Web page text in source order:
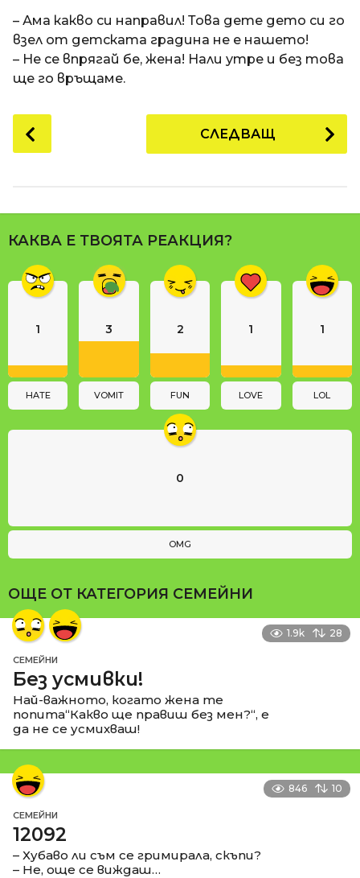
п
р
е
д
1
г
и
и
t
i
– Ама какво си направил! Това дете дето си го
взел от детската градина не е нашето!
– Не се впрягай бе, жена! Нали утре и без това
ще го връщаме.
o
P
a
g
n
o
СЛЕДВАЩ
КАКВА Е ТВОЯТА РЕАКЦИЯ?
1
HATE
3
VOMIT
2
FUN
1
LOVE
1
LOL
0
OMG
ОЩЕ ОТ КАТЕГОРИЯ СЕМЕЙНИ
1.9k 28
СЕМЕЙНИ
Без усмивки!
Най-важното, когато жена те
попита“Какво ще правиш без мен?“, е
да не се усмихваш!
846 10
СЕМЕЙНИ
12092
– Хубаво ли съм се гримирала, скъпи?
– Не, още се виждаш…